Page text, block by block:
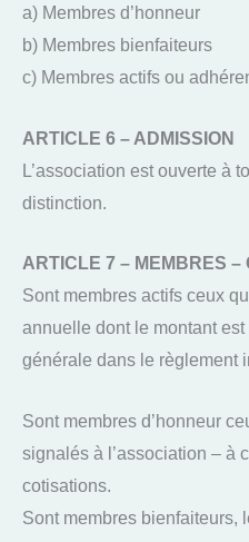
a) Membres d’honneur
b) Membres bienfaiteurs
c) Membres actifs ou
ARTICLE 6 – ADMISSION
L’association est ouverte à
distinction.
ARTICLE 7 – MEMBRES –
Sont membres actifs ceux
annuelle dont le montant est
générale dans le règlement
Sont membres d’honneur
signalés à l’association – à
cotisations.
Sont membres bienfaiteurs,